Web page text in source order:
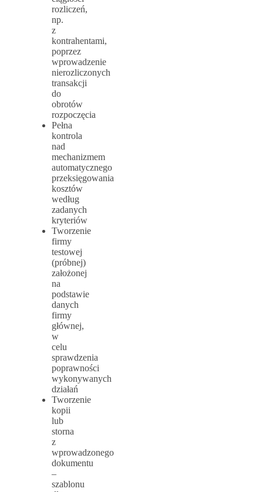
rozliczeń,
np.
z
kontrahentami,
poprzez
wprowadzenie
nierozliczonych
transakcji
do
obrotów
rozpoczęcia
Pełna
kontrola
nad
mechanizmem
automatycznego
przeksięgowania
kosztów
według
zadanych
kryteriów
Tworzenie
firmy
testowej
(próbnej)
założonej
na
podstawie
danych
firmy
głównej,
w
celu
sprawdzenia
poprawności
wykonywanych
działań
Tworzenie
kopii
lub
storna
z
wprowadzonego
dokumentu
–
szablonu